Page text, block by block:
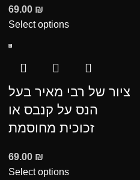
69.00 ₪
Select options
ציור של רבי מאיר בעל
הנס על קנבס או
זכוכית מחוסמת
69.00 ₪
Select options